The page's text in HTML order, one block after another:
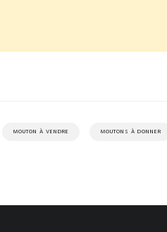
MOUTON À VENDRE MOUTONS À DONNER